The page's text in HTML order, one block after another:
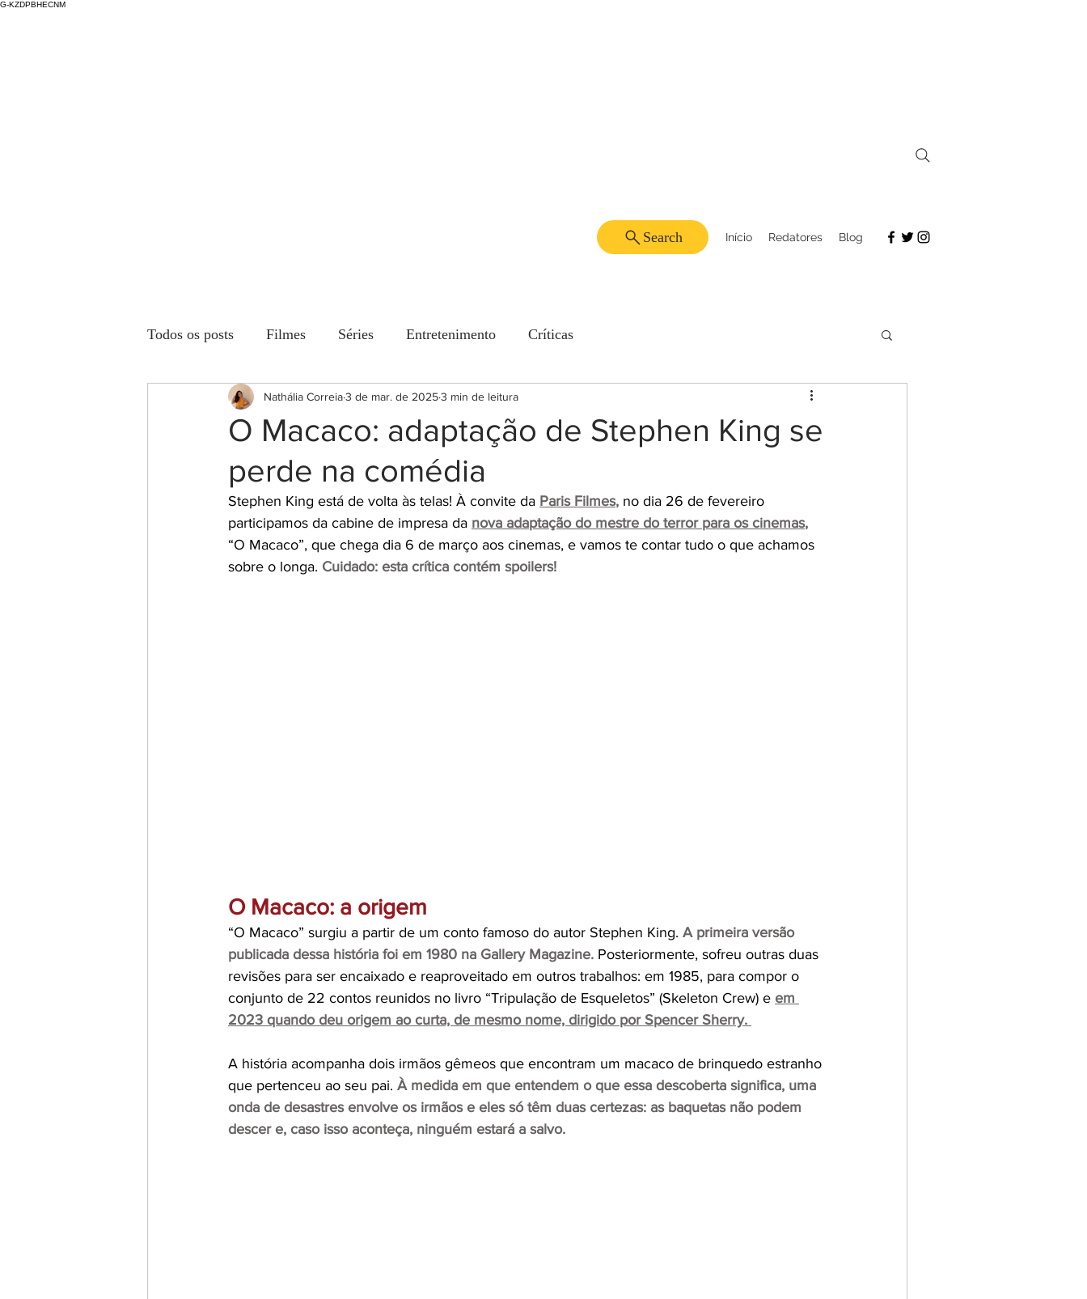
G-KZDPBHECNM
Início Redatores Blog
Search
Todos os posts Filmes Séries Entretenimento Críticas
O Macaco: adaptação de Stephen King se
perde na comédia
Nathália Correia3 de mar. de 20253 min de leitura
Stephen King está de volta às telas! À convite da Paris Filmes, no dia 26 de fevereiro
participamos da cabine de impresa da nova adaptação do mestre do terror para os cinemas,
“O Macaco”, que chega dia 6 de março aos cinemas, e vamos te contar tudo o que achamos
sobre o longa. Cuidado: esta crítica contém spoilers!
O Macaco: a origem
“O Macaco” surgiu a partir de um conto famoso do autor Stephen King. A primeira versão
publicada dessa história foi em 1980 na Gallery Magazine. Posteriormente, sofreu outras duas
revisões para ser encaixado e reaproveitado em outros trabalhos: em 1985, para compor o
conjunto de 22 contos reunidos no livro “Tripulação de Esqueletos” (Skeleton Crew) e em
2023 quando deu origem ao curta, de mesmo nome, dirigido por Spencer Sherry.
A história acompanha dois irmãos gêmeos que encontram um macaco de brinquedo estranho
que pertenceu ao seu pai. À medida em que entendem o que essa descoberta significa, uma
onda de desastres envolve os irmãos e eles só têm duas certezas: as baquetas não podem
descer e, caso isso aconteça, ninguém estará a salvo.